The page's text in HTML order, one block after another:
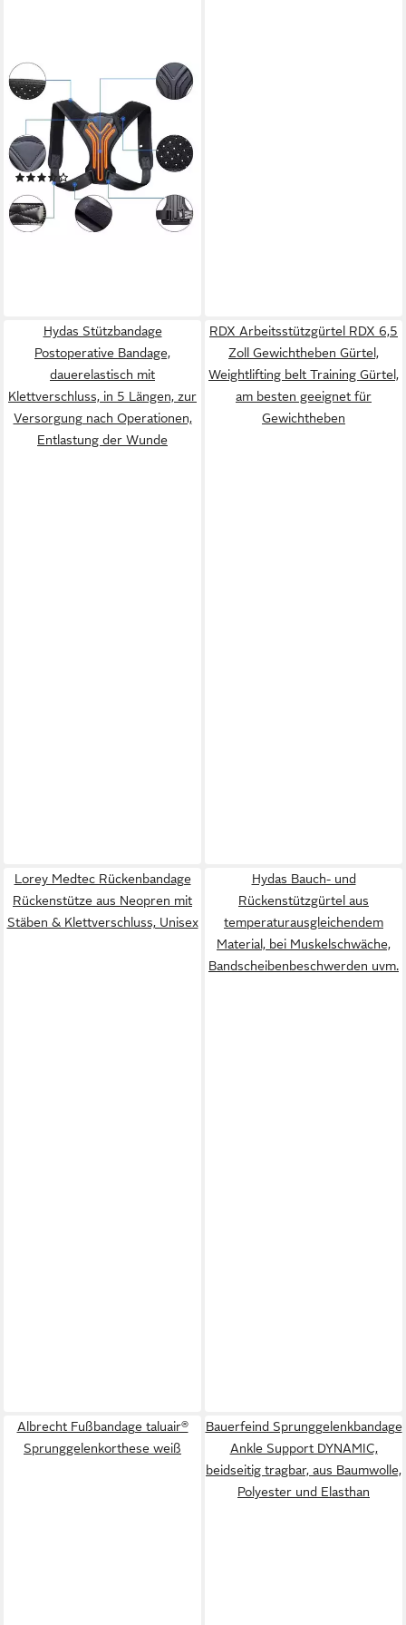
SPORT-KNIGHT®
Rückenstabilisator
Rückentrainer,
Haltungskorrektur, anpassbar,
verstärktes Rückenpolster
(4)
21,99 € UVP29,99 €
-27%
lieferbar - in 2-3 Werktagen bei dir
Hydas Stützbandage
Postoperative Bandage,
dauerelastisch mit
Klettverschluss, in 5 Längen, zur
Versorgung nach Operationen,
Entlastung der Wunde
RDX Arbeitsstützgürtel RDX 6,5
Zoll Gewichtheben Gürtel,
Weightlifting belt Training Gürtel,
am besten geeignet für
Gewichtheben
Lorey Medtec Rückenbandage
Rückenstütze aus Neopren mit
Stäben & Klettverschluss, Unisex
Hydas Bauch- und
Rückenstützgürtel aus
temperaturausgleichendem
Material, bei Muskelschwäche,
Bandscheibenbeschwerden uvm.
Albrecht Fußbandage taluair®
Sprunggelenkorthese weiß
Bauerfeind Sprunggelenkbandage
Ankle Support DYNAMIC,
beidseitig tragbar, aus Baumwolle,
Polyester und Elasthan